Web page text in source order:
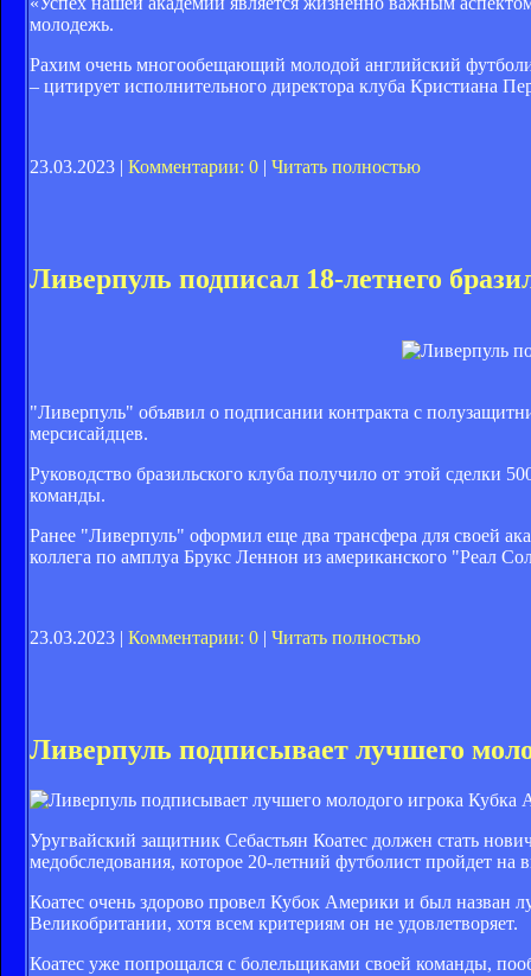
молодежь.
Рахим очень многообещающий молодой английский
– цитирует исполнительного директора клуба Кристиана
23.03.2023 | Комментарии: 0 Читать полностью
Ливерпуль подписал 18-летнего
"Ливерпуль" объявил о подписании контракта с
мерсисайдцев.
Руководство бразильского клуба получило от этой сделки
команды.
Ранее "Ливерпуль" оформил еще два трансфера для своей
коллега по амплуа Брукс Леннон из американского "Реал
23.03.2023 | Комментарии: 0 | Читать полностью
Ливерпуль подписывает лучшего
Уругвайский защитник Себастьян Коатес должен стать
медобследования, которое 20-летний футболист пройдет
Коатес очень здорово провел Кубок Америки и был
Великобритании, хотя всем критериям он не удовлетворяет.
Коатес уже попрощался с болельщиками своей команды,